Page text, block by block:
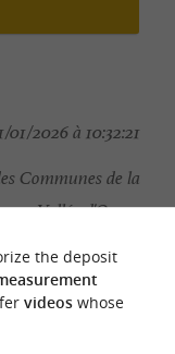
01/2026 à 10:32:21
Communes de la
Vallée d'Ossau
Communauté des
la Vallée d'Ossau
the deposit
videoswhose